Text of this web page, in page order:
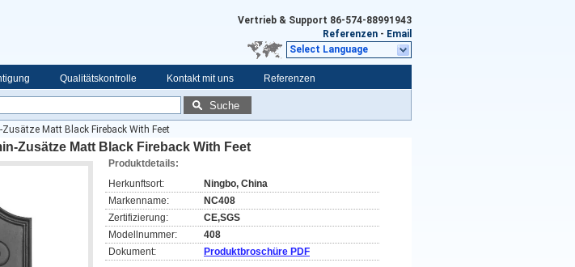
Vertrieb & Support 86-574-88991943
Referenzen - Email
Select Language
Qualitätskontrolle Kontakt mit uns Referenzen
Suche
Zusätze Matt Black Fireback With Feet
Zusätze Matt Black Fireback With Feet
Produktdetails:
Herkunftsort:
Ningbo, China
Markenname:
NC408
Zertifizierung:
CE,SGS
Modellnummer:
408
Dokument:
Produktbroschüre PDF